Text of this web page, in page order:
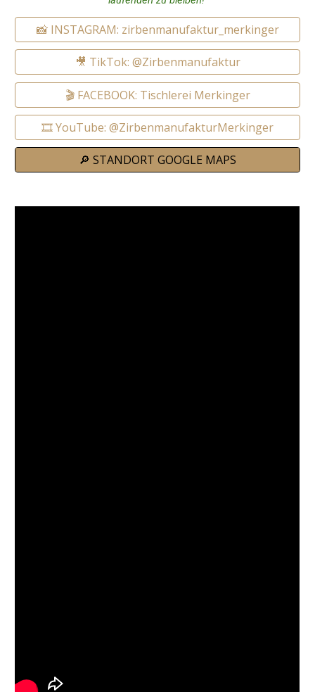
📸 INSTAGRAM: zirbenmanufaktur_merkinger
🎥 TikTok: @Zirbenmanufaktur
🎬 FACEBOOK: Tischlerei Merkinger
🎞️ YouTube: @ZirbenmanufakturMerkinger
🔎 STANDORT GOOGLE MAPS